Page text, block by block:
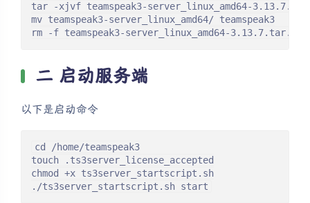
tar -xjvf teamspeak3-server_linux_amd64-
mv teamspeak3-server_linux_amd64/ teamspeak3
rm -f teamspeak3-server_linux_amd64-3.13.7.tar.bz2
二 启动服务端
以下是启动命令
cd /home/teamspeak3
touch .ts3server_license_accepted
chmod +x ts3server_startscript.sh
./ts3server_startscript.sh start